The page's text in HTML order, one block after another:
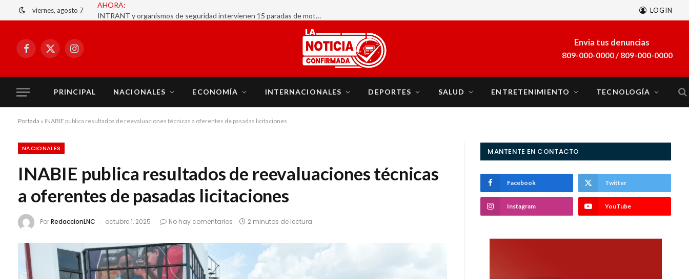
viernes, agosto 7 LOGIN
Facebook
X
Instagram
Envia tus denuncias
809-000-0000 / 809-000-0000
PRINCIPAL NACIONALES ECONOMÍA INTERNACIONALES DEPORTES SALUD ENTRETENIMIENTO TECNOLOGÍA
Portada » INABIE publica resultados de reevaluaciones técnicas a oferentes de pasadas licitaciones
NACIONALES
INABIE publica resultados de reevaluaciones técnicas
a oferentes de pasadas licitaciones
PorRedaccionLNC octubre 1, 2025 No hay comentarios 2 minutos de lectura
MANTENTE EN CONTACTO
Facebook Twitter
Instagram YouTube